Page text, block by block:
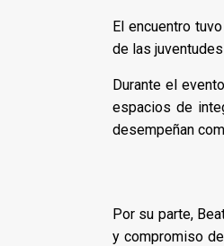
El encuentro
de las
Durante el
espacios de
desempeñan
Por su parte,
y compromiso